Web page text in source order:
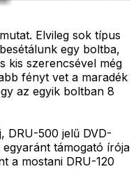
Elvileg sok típus
egy boltba,
kis szerencsével még
fényt vet a maradék
az egyik boltban 8
DRU-500 jelű DVD-
támogató írója
a mostani DRU-120